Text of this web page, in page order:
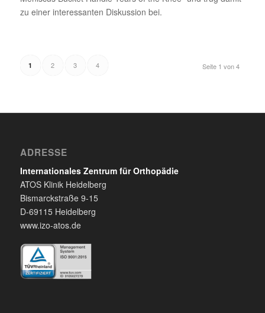
zu einer interessanten Diskussion bei.
Seite 1 von 4
1 2 3 4
ADRESSE
Internationales Zentrum für Orthopädie
ATOS Klinik Heidelberg
Bismarckstraße 9-15
D-69115 Heidelberg
www.izo-atos.de